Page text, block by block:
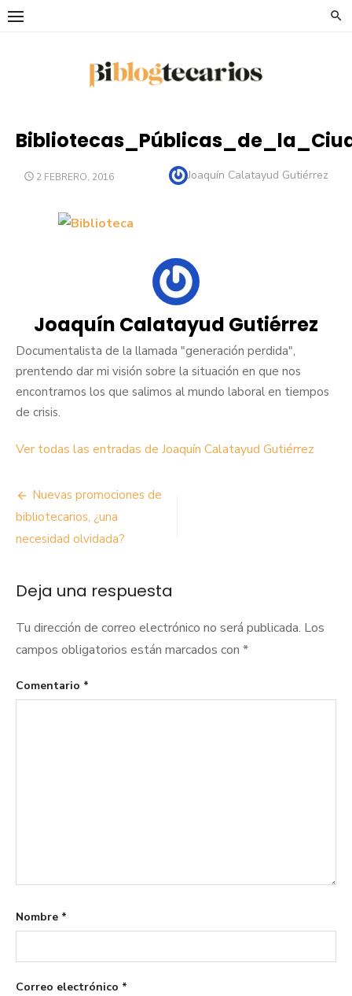
Saltar
PUBLICADO
2 FEBRERO, 2016 Autor
Joaquín Calatayud Gutiérrez
Joaquín Calatayud Gutiérrez
Documentalista de la llamada "generación perdida",
prentendo dar mi visión sobre la situación en que nos
encontramos los que salimos al mundo laboral en tiempos
de crisis.
Ver todas las entradas de Joaquín Calatayud Gutiérrez
Navegación
de
entradas
Nuevas promociones de
bibliotecarios, ¿una
necesidad olvidada?
Deja una respuesta
Tu dirección de correo electrónico no será publicada. Los
campos obligatorios están marcados con *
Comentario *
Nombre *
Correo electrónico *